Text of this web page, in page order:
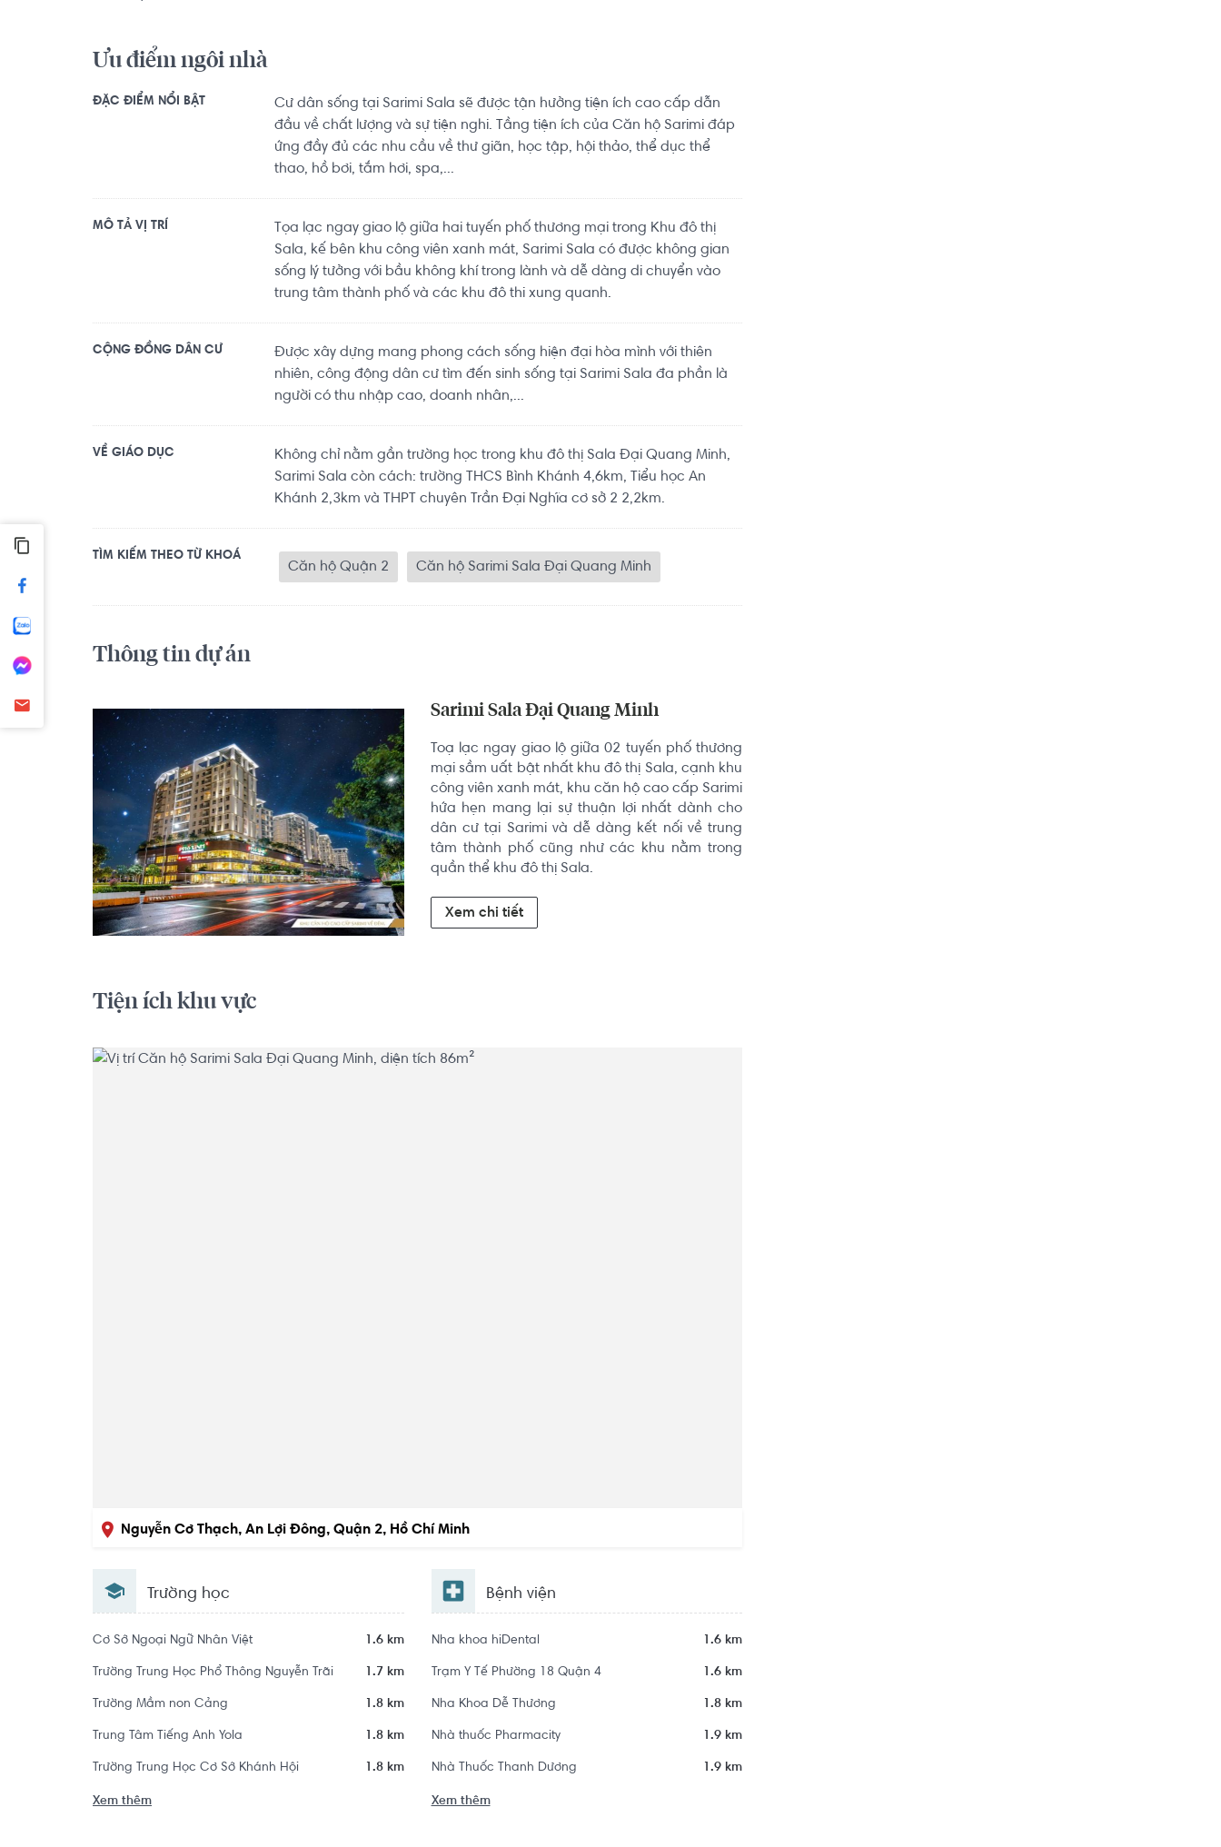
Ưu điểm ngôi nhà
ĐẶC ĐIỂM NỔI BẬT
Cư dân sống tại Sarimi Sala sẽ được tận hưởng tiện ích cao cấp dẫn
đầu về chất lượng và sự tiện nghi. Tầng tiện ích của Căn hộ Sarimi đáp
ứng đầy đủ các nhu cầu về thư giãn, học tập, hội thảo, thể dục thể
thao, hồ bơi, tắm hơi, spa,...
MÔ TẢ VỊ TRÍ
Tọa lạc ngay giao lộ giữa hai tuyến phố thương mại trong Khu đô thị
Sala, kế bên khu công viên xanh mát, Sarimi Sala có được không gian
sống lý tưởng với bầu không khí trong lành và dễ dàng di chuyển vào
trung tâm thành phố và các khu đô thi xung quanh.
CỘNG ĐỒNG DÂN CƯ
Được xây dựng mang phong cách sống hiện đại hòa mình với thiên
nhiên, công động dân cư tìm đến sinh sống tại Sarimi Sala đa phần là
người có thu nhập cao, doanh nhân,...
VỀ GIÁO DỤC
Không chỉ nằm gần trường học trong khu đô thị Sala Đại Quang Minh,
Sarimi Sala còn cách: trường THCS Bình Khánh 4,6km, Tiểu học An
Khánh 2,3km và THPT chuyên Trần Đại Nghĩa cơ sở 2 2,2km.
TÌM KIẾM THEO TỪ KHOÁ
Căn hộ Quận 2 Căn hộ Sarimi Sala Đại Quang Minh
Thông tin dự án
Sarimi Sala Đại Quang Minh
Toạ lạc ngay giao lộ giữa 02 tuyến phố thương
mại sầm uất bật nhất khu đô thị Sala, cạnh khu
công viên xanh mát, khu căn hộ cao cấp Sarimi
hứa hẹn mang lại sự thuận lợi nhất dành cho
dân cư tại Sarimi và dễ dàng kết nối về trung
tâm thành phố cũng như các khu nằm trong
quần thể khu đô thị Sala.
Xem chi tiết
Tiện ích khu vực
Nguyễn Cơ Thạch, An Lợi Đông, Quận 2, Hồ Chí Minh
Trường học
Cơ Sở Ngoại Ngữ Nhân Việt 1.6 km
Trường Trung Học Phổ Thông Nguyễn Trãi 1.7 km
Trường Mầm non Cảng 1.8 km
Trung Tâm Tiếng Anh Yola 1.8 km
Trường Trung Học Cơ Sở Khánh Hội 1.8 km
Xem thêm
Bệnh viện
Nha khoa hiDental 1.6 km
Trạm Y Tế Phường 18 Quận 4 1.6 km
Nha Khoa Dễ Thương 1.8 km
Nhà thuốc Pharmacity 1.9 km
Nhà Thuốc Thanh Dương 1.9 km
Xem thêm